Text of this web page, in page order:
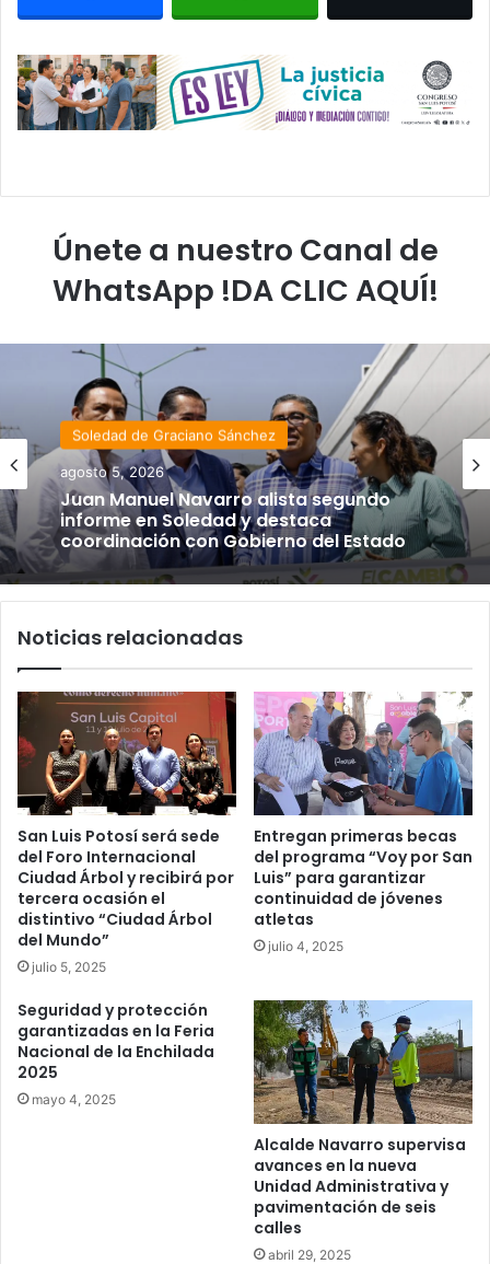
Únete a nuestro Canal de
WhatsApp !DA CLIC AQUÍ!
Soledad de Graciano Sánchez
agosto 5, 2026
Juan Manuel Navarro alista segundo
informe en Soledad y destaca
coordinación con Gobierno del Estado
Noticias relacionadas
San Luis Potosí será sede
del Foro Internacional
Ciudad Árbol y recibirá por
tercera ocasión el
distintivo “Ciudad Árbol
del Mundo”
julio 5, 2025
Entregan primeras becas
del programa “Voy por San
Luis” para garantizar
continuidad de jóvenes
atletas
julio 4, 2025
Seguridad y protección
garantizadas en la Feria
Nacional de la Enchilada
2025
mayo 4, 2025
Alcalde Navarro supervisa
avances en la nueva
Unidad Administrativa y
pavimentación de seis
calles
abril 29, 2025